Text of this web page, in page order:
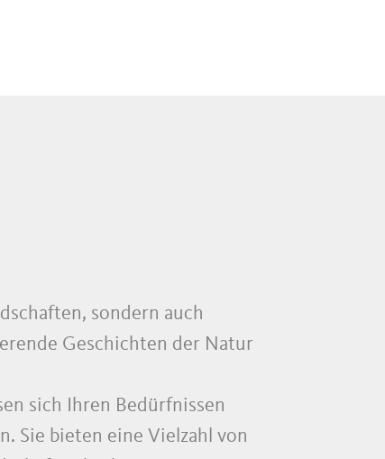
sondern auch
Geschichten der Natur
sich Ihren Bedürfnissen
Sie bieten eine Vielzahl von